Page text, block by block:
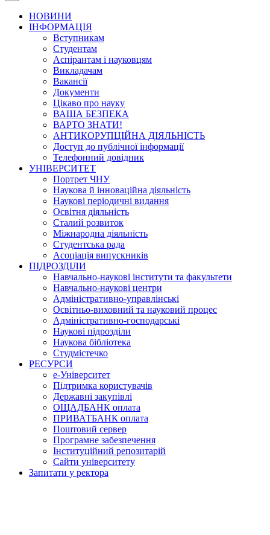
НОВИНИ
ІНФОРМАЦІЯ
Вступникам
Студентам
Аспірантам і науковцям
Викладачам
Вакансії
Документи
Цікаво про науку
ВАША БЕЗПЕКА
ВАРТО ЗНАТИ!
АНТИКОРУПЦІЙНА ДІЯЛЬНІСТЬ
Доступ до публічної інформації
Телефонний довідник
УНІВЕРСИТЕТ
Портрет ЧНУ
Наукова й інноваційна діяльність
Наукові періодичні видання
Освітня діяльність
Сталий розвиток
Міжнародна діяльність
Студентська рада
Асоціація випускників
ПІДРОЗДІЛИ
Навчально-наукові інститути та факультети
Навчально-наукові центри
Адміністративно-управлінські
Освітньо-виховний та науковий процес
Адміністративно-господарські
Наукові підрозділи
Наукова бібліотека
Студмістечко
РЕСУРСИ
е-Університет
Підтримка користувачів
Державні закупівлі
ОЩАДБАНК оплата
ПРИВАТБАНК оплата
Поштовий сервер
Програмне забезпечення
Інституційний репозитарій
Сайти університету
Запитати у ректора